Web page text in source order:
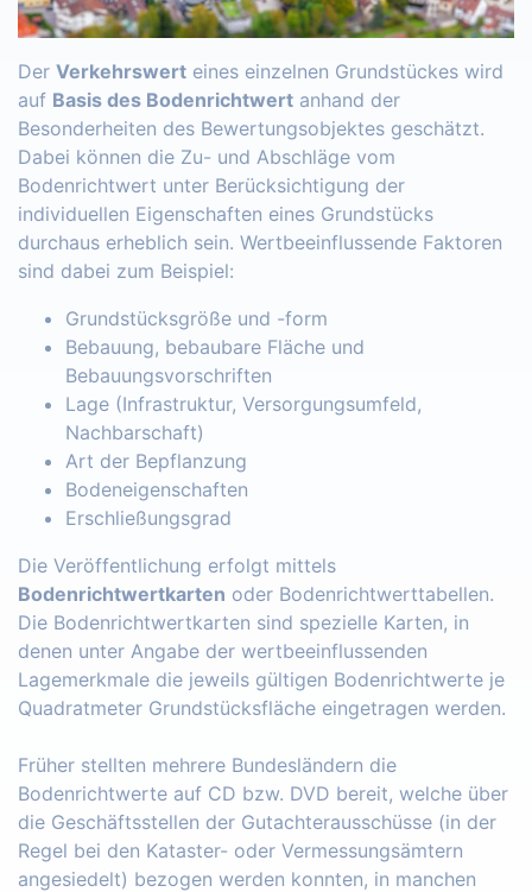
Der Verkehrswert eines einzelnen Grundstückes wird
auf Basis des Bodenrichtwert anhand der
Besonderheiten des Bewertungsobjektes geschätzt.
Dabei können die Zu- und Abschläge vom
Bodenrichtwert unter Berücksichtigung der
individuellen Eigenschaften eines Grundstücks
durchaus erheblich sein. Wertbeeinflussende Faktoren
sind dabei zum Beispiel:
Grundstücksgröße und -form
Bebauung, bebaubare Fläche und
Bebauungsvorschriften
Lage (Infrastruktur, Versorgungsumfeld,
Nachbarschaft)
Art der Bepflanzung
Bodeneigenschaften
Erschließungsgrad
Die Veröffentlichung erfolgt mittels
Bodenrichtwertkarten oder Bodenrichtwerttabellen.
Die Bodenrichtwertkarten sind spezielle Karten, in
denen unter Angabe der wertbeeinflussenden
Lagemerkmale die jeweils gültigen Bodenrichtwerte je
Quadratmeter Grundstücksfläche eingetragen werden.
Früher stellten mehrere Bundesländern die
Bodenrichtwerte auf CD bzw. DVD bereit, welche über
die Geschäftsstellen der Gutachterausschüsse (in der
Regel bei den Kataster- oder Vermessungsämtern
angesiedelt) bezogen werden konnten, in manchen